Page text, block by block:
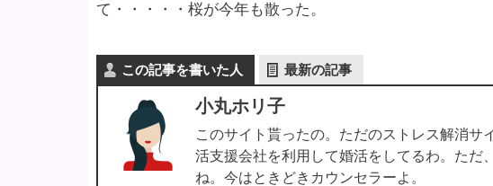
て・・・・・桜が今年も散った。
この記事を書いた人 最新の記事
小丸ホリ子
このサイト貰ったの。ただのストレス解消
活支援会社を利用して婚活をしてるわ。ただ
ね。今はときどきカウンセラーよ。